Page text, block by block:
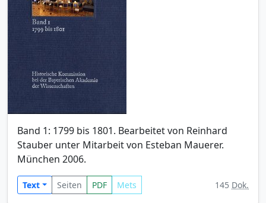
Band 1: 1799 bis 1801. Bearbeitet von Reinhard
Stauber unter Mitarbeit von Esteban Mauerer.
München 2006.
Text Seiten PDF Mets 145 Dok.